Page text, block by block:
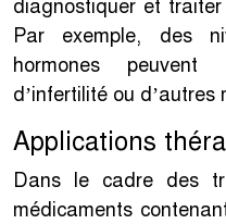
diagnostiquer et
Par exemple, des
hormones peuvent
d’infertilité ou
Applications
Dans le cadre des
médicaments